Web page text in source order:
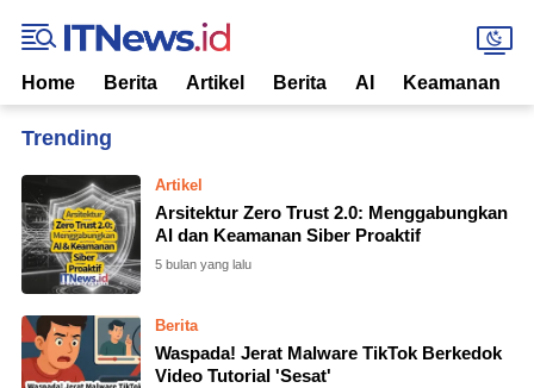
Home Berita Artikel Berita AI Keamanan
Artikel
Arsitektur Zero Trust 2.0: Menggabungkan
AI dan Keamanan Siber Proaktif
5 bulan yang lalu
Berita
Waspada! Jerat Malware TikTok Berkedok
Video Tutorial 'Sesat'